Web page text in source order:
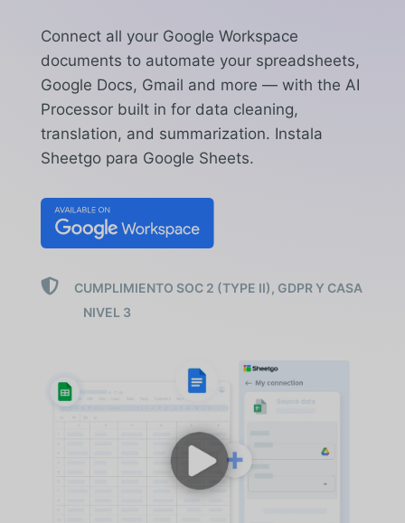
Connect all your Google Workspace
documents to automate your spreadsheets,
Google Docs, Gmail and more — with the AI
Processor built in for data cleaning,
translation, and summarization. Instala
Sheetgo para Google Sheets.

CUMPLIMIENTO SOC 2 (TYPE II), GDPR Y CASA
NIVEL 3